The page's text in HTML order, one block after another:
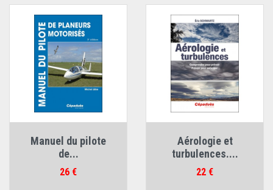
Manuel du pilote
de...
Prix
26 €
Aérologie et
turbulences....
Prix
22 €